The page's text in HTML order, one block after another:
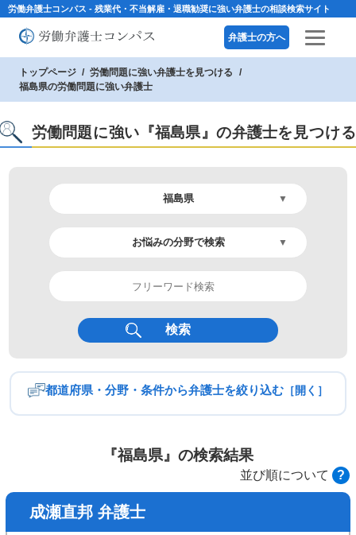
労働弁護士コンパス - 残業代・不当解雇・退職勧奨に強い弁護士の相談検索サイト
弁護士の方へ
トップページ
労働問題に強い弁護士を見つける
福島県の労働問題に強い弁護士
労働問題に強い『福島県』の弁護士を見つける
検索
都道府県・分野・条件から弁護士を絞り込む ［開く］
関東
中国
『福島県』の検索結果
並び順について ?
成瀬直邦 弁護士